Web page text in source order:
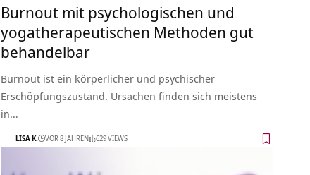
Burnout mit psychologischen und
yogatherapeutischen Methoden gut
behandelbar
Burnout ist ein körperlicher und psychischer
Erschöpfungszustand. Ursachen finden sich meistens
in…
LISA K. VOR 8 JAHREN 629 VIEWS